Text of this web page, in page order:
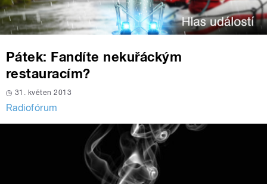
Pátek: Fandíte nekuřáckým
restauracím?
31. květen 2013
Radiofórum